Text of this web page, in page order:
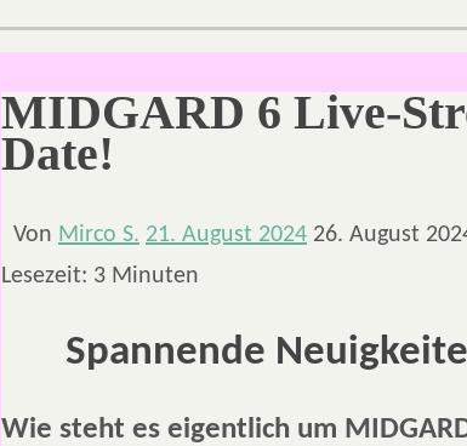
MIDGARD 6 Live-
Date!
Von Mirco S. 21. August 2024 26. August
Lesezeit: 3 Minuten
Spannende
Wie steht es eigentlich um